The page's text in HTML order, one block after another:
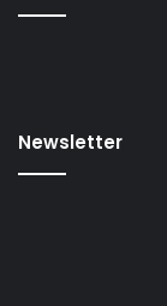
Newsletter